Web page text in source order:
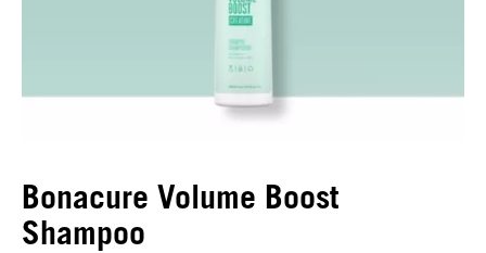
Bonacure Volume Boost
Shampoo